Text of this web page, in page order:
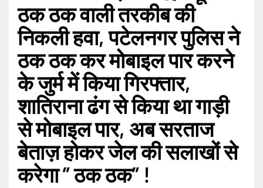
ठक ठक वाली तरकीब की
निकली हवा, पटेलनगर पुलिस ने
ठक ठक कर मोबाइल पार करने
के जुर्म में किया गिरफ्तार,
शातिराना ढंग से किया था गाड़ी
से मोबाइल पार, अब सरताज
बेताज़ होकर जेल की सलाखों से
करेगा ” ठक ठक” !